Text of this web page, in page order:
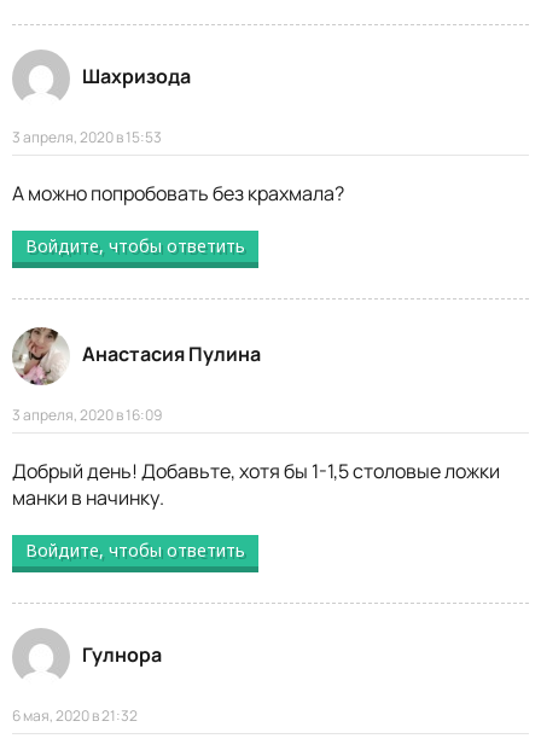
Шахризода
3 апреля, 2020 в 15:53
А можно попробовать без крахмала?
Войдите, чтобы ответить
Анастасия Пулина
3 апреля, 2020 в 16:09
Добрый день! Добавьте, хотя бы 1-1,5 столовые ложки
манки в начинку.
Войдите, чтобы ответить
Гулнора
6 мая, 2020 в 21:32